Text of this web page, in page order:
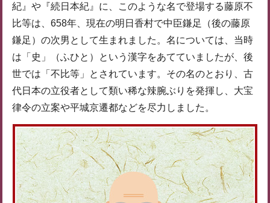
紀』や『続日本紀』に、このような名で登場する藤原不
比等は、658年、現在の明日香村で中臣鎌足（後の藤原
鎌足）の次男として生まれました。名については、当時
は「史」（ふひと）という漢字をあてていましたが、後
世では「不比等」とされています。その名のとおり、古
代日本の立役者として類い稀な辣腕ぶりを発揮し、大宝
律令の立案や平城京遷都などを尽力しました。